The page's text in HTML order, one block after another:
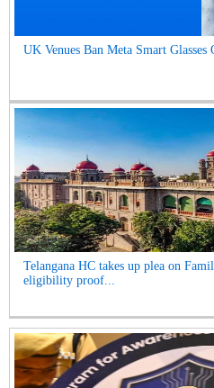
UK Venues Ban Meta Smart
Telangana HC takes up plea on
eligibility proof...